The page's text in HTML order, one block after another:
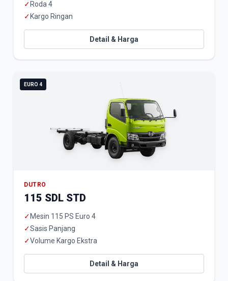
✓ Roda 4
✓ Kargo Ringan
Detail & Harga
EURO 4
DUTRO
115 SDL STD
✓ Mesin 115 PS Euro 4
✓Sasis Panjang
✓Volume Kargo Ekstra
Detail & Harga